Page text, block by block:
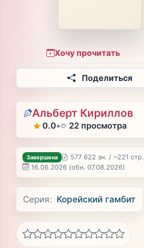
Хочу прочитать
Поделиться
Альберт Кириллов
0.0• 22 просмотра
Завершена
577 622 зн. / ~221 стр.
16.06.2026 (обн. 07.08.2026)
Серия: Корейский гамбит